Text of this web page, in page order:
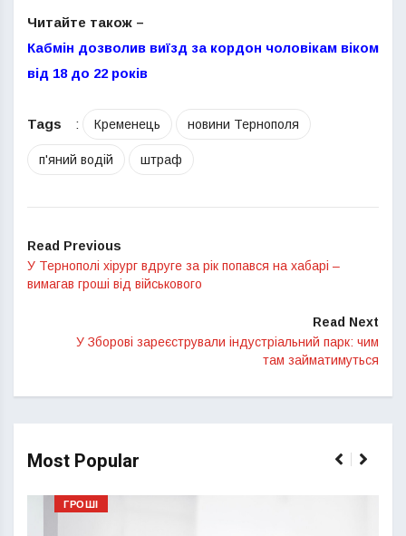
Читайте також –
Кабмін дозволив виїзд за кордон чоловікам віком
від 18 до 22 років
Tags : Кременець новини Тернополя
п'яний водій штраф
Read Previous
У Тернополі хірург вдруге за рік попався на хабарі –
вимагав гроші від військового
Read Next
У Зборові зареєстрували індустріальний парк: чим
там займатимуться
Most Popular
ГРОШІ